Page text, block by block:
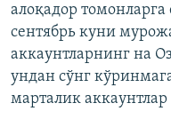
алоқадор
сентябрь куни
аккаунтларнинг на
ундан сўнг
марталик